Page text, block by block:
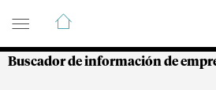
Guía de Empresas
Buscador de información de